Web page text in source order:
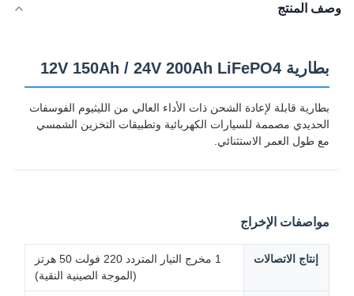
وصف المنتج
بطارية 12V 150Ah / 24V 200Ah LiFePO4
بطارية قابلة لإعادة الشحن ذات الأداء العالي من الليثيوم الفوسفات
الحديدي مصممة للسيارات الكهربائية وتطبيقات التخزين الشمسي
مع طول العمر الاستثنائي.
مواصفات الإخراج
إنتاج الاتصالات
1 مخرج التيار المتردد 220 فولت 50 هرتز
(الموجة الصينية النقية)